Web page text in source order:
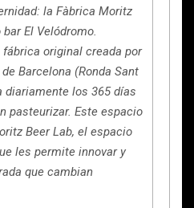
la Fàbrica Moritz
El Velódromo.
original creada por
Barcelona (Ronda Sant
diariamente los 365 días
pasteurizar. Este espacio
Beer Lab, el espacio
les permite innovar y
que cambian